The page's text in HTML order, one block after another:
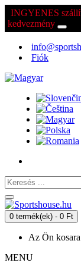
INGYENES
kedvezmény
Fiók
0 termék(ek) - 0 Ft
Az Ön
MENU